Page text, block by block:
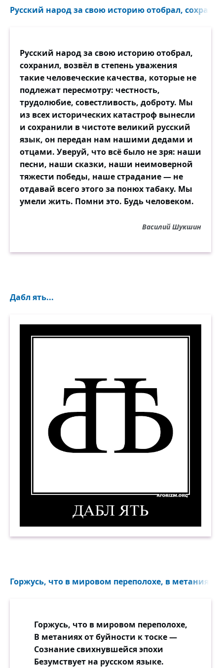
Русский народ за свою историю отобрал,
Русский народ за свою историю отобрал,
сохранил, возвёл в степень уважения
такие человеческие качества, которые не
подлежат пересмотру: честность,
трудолюбие, совестливость, доброту. Мы
из всех исторических катастроф вынесли
и сохранили в чистоте великий русский
язык, он передан нам нашими дедами и
отцами. Уверуй, что всё было не зря: наши
песни, наши сказки, наши неимоверной
тяжести победы, наше страдание — не
отдавай всего этого за понюх табаку. Мы
умели жить. Помни это. Будь человеком.
Василий Шукшин
Дабл ять...
Горжусь, что в мировом переполохе, в метаниях
Горжусь, что в мировом переполохе,
В метаниях от буйности к тоске —
Сознание свихнувшейся эпохи
Безумствует на русском языке.